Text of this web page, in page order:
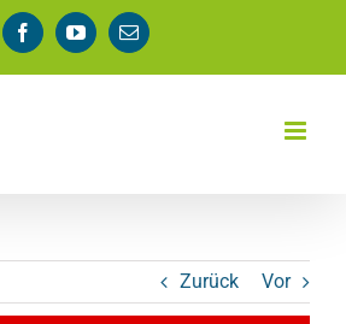
FacebookYouTube
E-
Mail
Zurück Vor